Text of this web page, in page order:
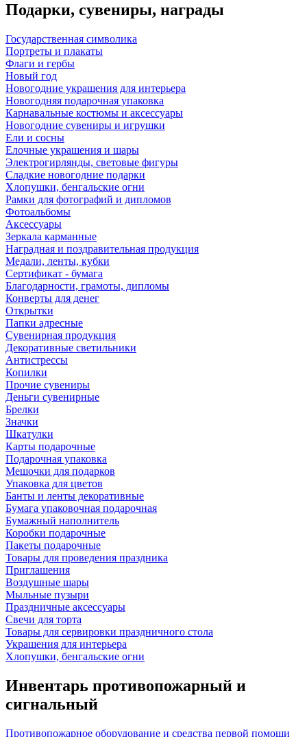
Подарки, сувениры, награды
Государственная символика
Портреты и плакаты
Флаги и гербы
Новый год
Новогодние украшения для интерьера
Новогодняя подарочная упаковка
Карнавальные костюмы и аксессуары
Новогодние сувениры и игрушки
Ели и сосны
Елочные украшения и шары
Электрогирлянды, световые фигуры
Сладкие новогодние подарки
Хлопушки, бенгальские огни
Рамки для фотографий и дипломов
Фотоальбомы
Аксессуары
Зеркала карманные
Наградная и поздравительная продукция
Медали, ленты, кубки
Сертификат - бумага
Благодарности, грамоты, дипломы
Конверты для денег
Открытки
Папки адресные
Сувенирная продукция
Декоративные светильники
Антистрессы
Копилки
Прочие сувениры
Деньги сувенирные
Брелки
Значки
Шкатулки
Карты подарочные
Подарочная упаковка
Мешочки для подарков
Упаковка для цветов
Банты и ленты декоративные
Бумага упаковочная подарочная
Бумажный наполнитель
Коробки подарочные
Пакеты подарочные
Товары для проведения праздника
Приглашения
Воздушные шары
Мыльные пузыри
Праздничные аксессуары
Свечи для торта
Товары для сервировки праздничного стола
Украшения для интерьера
Хлопушки, бенгальские огни
Инвентарь противопожарный и
сигнальный
Противопожарное оборудование и средства первой помощи